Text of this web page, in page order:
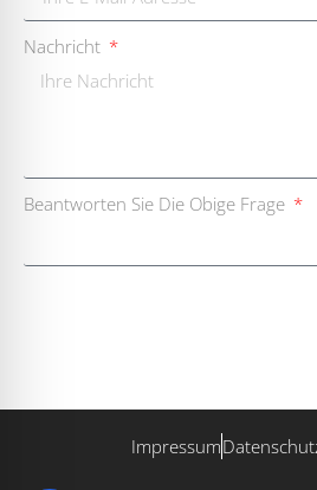
Nachricht
Beantworten Sie Die Obige Frage
Impressum